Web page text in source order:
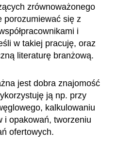
zrównoważonego
porozumiewać się z
i
w takiej pracuję, oraz
literaturę branżową.
jest dobra znajomość
ją np. przy
kalkulowaniu
i opakowań, tworzeniu
ofertowych.